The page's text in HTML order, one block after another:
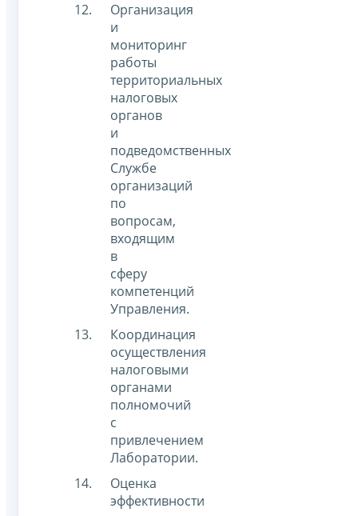
Организация
и
мониторинг
работы
территориальных
налоговых
органов
и
подведомственных
Службе
организаций
по
вопросам,
входящим
в
сферу
компетенций
Управления.
Координация
осуществления
налоговыми
органами
полномочий
с
привлечением
Лаборатории.
Оценка
эффективности